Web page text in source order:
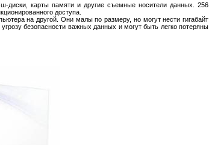
диски, карты памяти и другие съемные носители данных. 256
доступа.
на другой. Они малы по размеру, но могут нести гигабайт
безопасности важных данных и могут быть легко потеряны